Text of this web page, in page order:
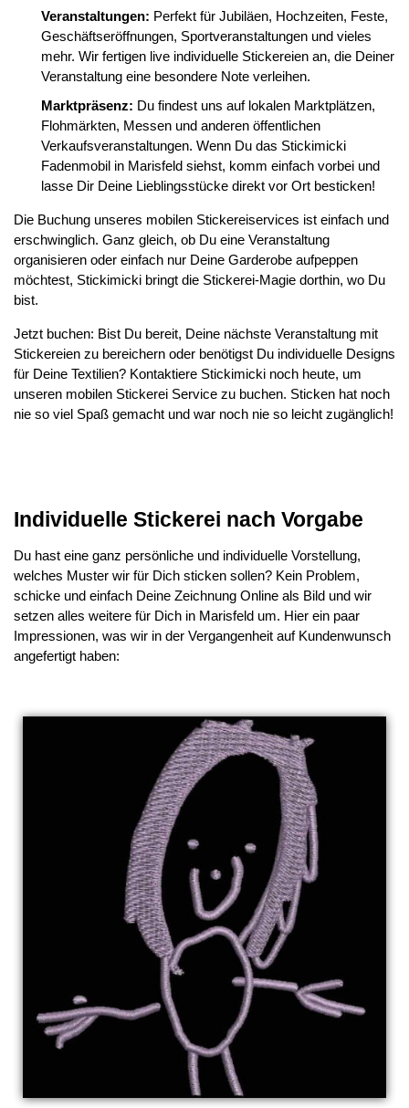
Veranstaltungen: Perfekt für Jubiläen, Hochzeiten, Feste,
Geschäftseröffnungen, Sportveranstaltungen und vieles
mehr. Wir fertigen live individuelle Stickereien an, die Deiner
Veranstaltung eine besondere Note verleihen.
Marktpräsenz: Du findest uns auf lokalen Marktplätzen,
Flohmärkten, Messen und anderen öffentlichen
Verkaufsveranstaltungen. Wenn Du das Stickimicki
Fadenmobil in Marisfeld siehst, komm einfach vorbei und
lasse Dir Deine Lieblingsstücke direkt vor Ort besticken!
Die Buchung unseres mobilen Stickereiservices ist einfach und
erschwinglich. Ganz gleich, ob Du eine Veranstaltung
organisieren oder einfach nur Deine Garderobe aufpeppen
möchtest, Stickimicki bringt die Stickerei-Magie dorthin, wo Du
bist.
Jetzt buchen: Bist Du bereit, Deine nächste Veranstaltung mit
Stickereien zu bereichern oder benötigst Du individuelle Designs
für Deine Textilien? Kontaktiere Stickimicki noch heute, um
unseren mobilen Stickerei Service zu buchen. Sticken hat noch
nie so viel Spaß gemacht und war noch nie so leicht zugänglich!
Individuelle Stickerei nach Vorgabe
Du hast eine ganz persönliche und individuelle Vorstellung,
welches Muster wir für Dich sticken sollen? Kein Problem,
schicke und einfach Deine Zeichnung Online als Bild und wir
setzen alles weitere für Dich in Marisfeld um. Hier ein paar
Impressionen, was wir in der Vergangenheit auf Kundenwunsch
angefertigt haben: